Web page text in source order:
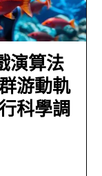
演算法
游動軌
科學調